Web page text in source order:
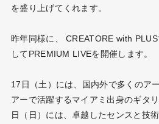
を盛り上げてくれます。
昨年同様に、 CREATORE with
してPREMIUM LIVEを開催します。
17日（土）には、国内外で多くのア
アーで活躍するマイアミ出身のギタ
日（日）には、卓越したセンスと技